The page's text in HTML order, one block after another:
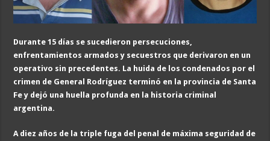
Durante 15 días se sucedieron persecuciones,
enfrentamientos armados y secuestros que derivaron en un
operativo sin precedentes. La huida de los condenados por el
crimen de General Rodríguez terminó en la provincia de Santa
Fey dejó una huella profunda en la historia criminal
argentina.
A diez años de la triple fuga del penal de máxima seguridad de